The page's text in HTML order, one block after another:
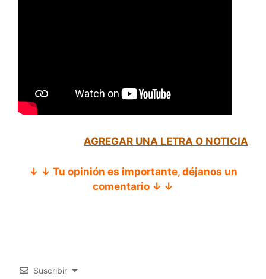
AGREGAR UNA LETRA O NOTICIA
↓ ↓ Tu opinión es importante, déjanos un
comentario ↓ ↓
Suscribir